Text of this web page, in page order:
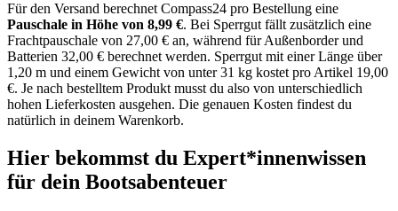
Für den Versand berechnet Compass24 pro Bestellung eine
Pauschale in Höhe von 8,99 €. Bei Sperrgut fällt zusätzlich eine
Frachtpauschale von 27,00 € an, während für Außenborder und
Batterien 32,00 € berechnet werden. Sperrgut mit einer Länge über
1,20 m und einem Gewicht von unter 31 kg kostet pro Artikel 19,00
€. Je nach bestelltem Produkt musst du also von unterschiedlich
hohen Lieferkosten ausgehen. Die genauen Kosten findest du
natürlich in deinem Warenkorb.
Hier bekommst du Expert*innenwissen
für dein Bootsabenteuer